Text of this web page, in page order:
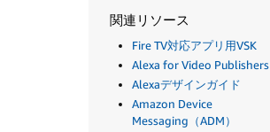
関連リソース
Fire TV対応アプリ用VSK
Alexa for Video Publishers
Alexaデザインガイド
Amazon Device
Messaging（ADM）